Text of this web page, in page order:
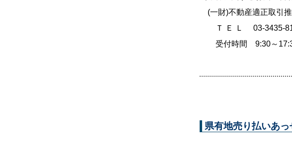
(一財)不動産適正取引
Ｔ Ｅ Ｌ 03-3435-
受付時間 9:30～
県有地売り払いあ